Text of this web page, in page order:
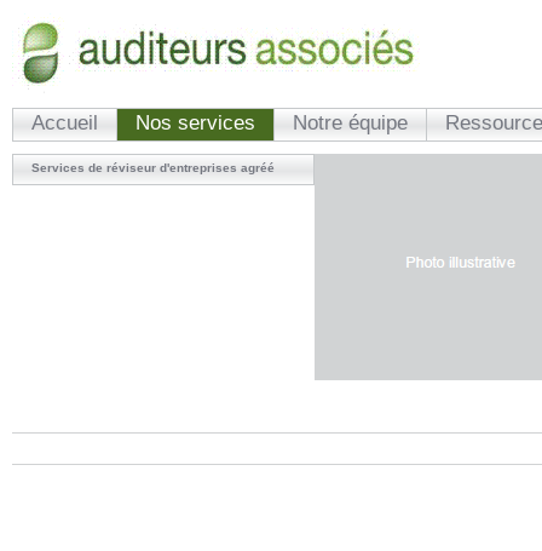
Accueil Nos services Notre équipe
Services de réviseur d'entreprises agréé